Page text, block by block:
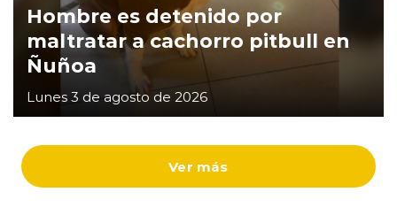
Ver más
Hombre es detenido por
maltratar a cachorro pitbull en
Ñuñoa
Lunes 3 de agosto de 2026